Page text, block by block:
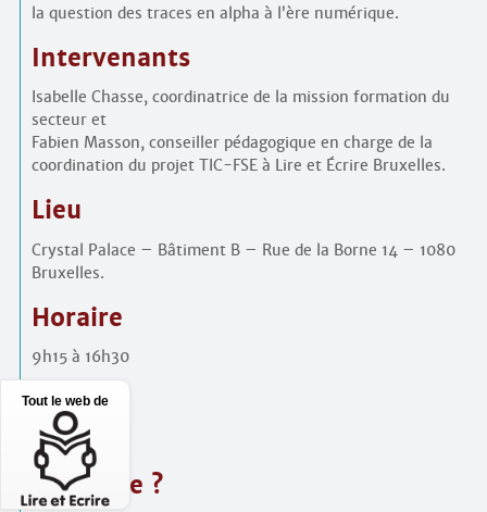
la question des traces en alpha à l’ère numérique.
Intervenants
Isabelle Chasse, coordinatrice de la mission formation du
secteur et
Fabien Masson, conseiller pédagogique en charge de la
coordination du projet TIC-FSE à Lire et Écrire Bruxelles.
Lieu
Crystal Palace – Bâtiment B – Rue de la Borne 14 – 1080
Bruxelles.
Horaire
9h15 à 16h30
PAF
75 €
S’inscrire ?
Tout le web de